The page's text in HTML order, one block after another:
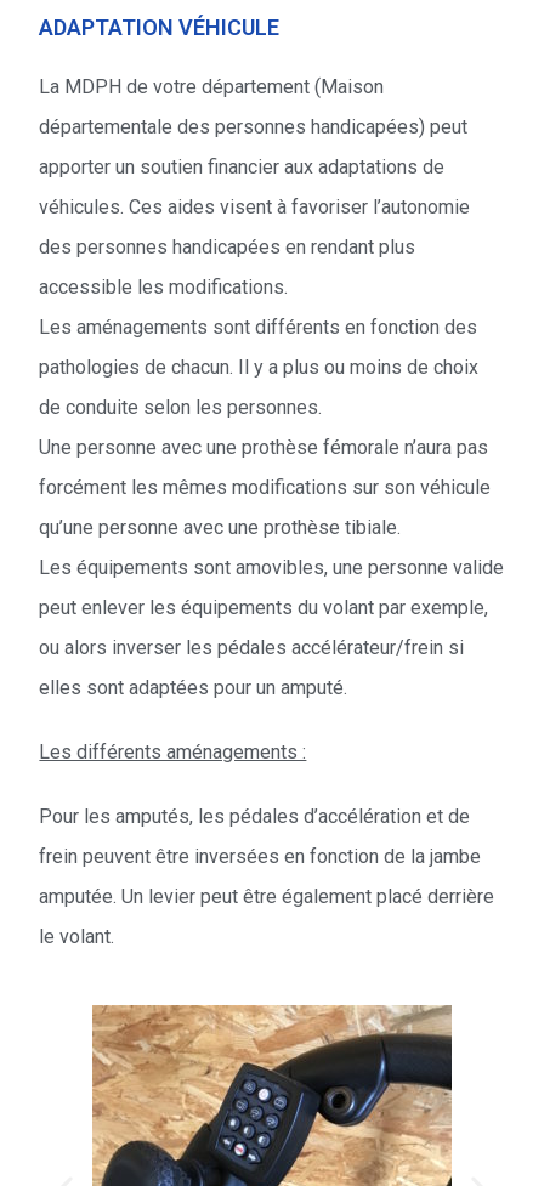
ADAPTATION VÉHICULE
La MDPH de votre département (Maison
départementale des personnes handicapées) peut
apporter un soutien financier aux adaptations de
véhicules. Ces aides visent à favoriser l’autonomie
des personnes handicapées en rendant plus
accessible les modifications.
Les aménagements sont différents en fonction des
pathologies de chacun. Il y a plus ou moins de choix
de conduite selon les personnes.
Une personne avec une prothèse fémorale n’aura pas
forcément les mêmes modifications sur son véhicule
qu’une personne avec une prothèse tibiale.
Les équipements sont amovibles, une personne valide
peut enlever les équipements du volant par exemple,
ou alors inverser les pédales accélérateur/frein si
elles sont adaptées pour un amputé.
Les différents aménagements :
Pour les amputés, les pédales d’accélération et de
frein peuvent être inversées en fonction de la jambe
amputée. Un levier peut être également placé derrière
le volant.